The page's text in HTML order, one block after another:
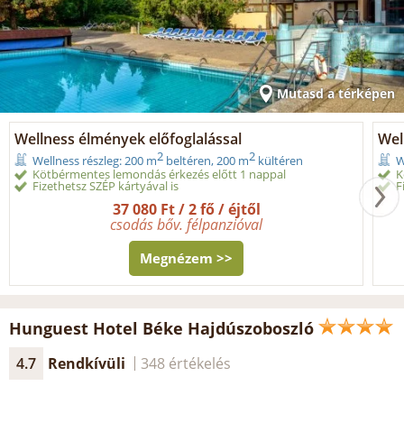
Mutasd a térképen
Wellness élmények előfoglalással
Wellness részleg: 200 m2 beltéren, 200 m2 kültéren
Kötbérmentes lemondás érkezés előtt 1 nappal
Fizethetsz SZÉP kártyával is
37 080 Ft / 2 fő / éjtől
csodás bőv. félpanzióval
Megnézem >>
Hunguest Hotel Béke Hajdúszoboszló
4.7 Rendkívüli 348 értékelés